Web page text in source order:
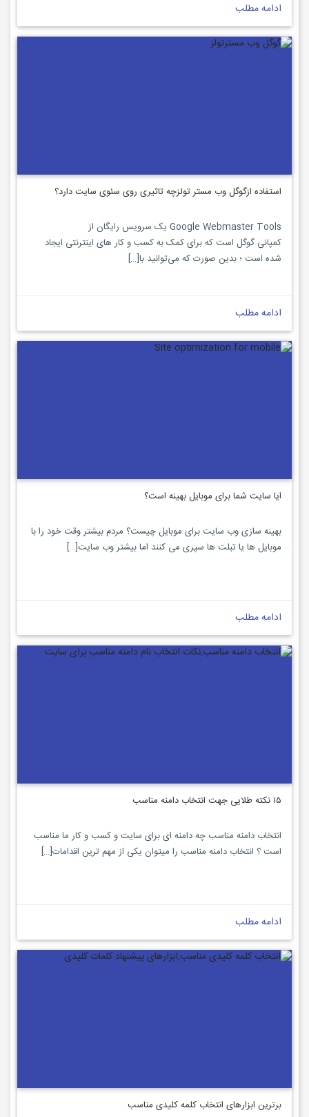
ادامه مطلب
استفاده ازگوگل وب مستر تولزچه تاثیری روی سئوی سایت دارد؟
Google Webmaster Tools یک سرویس رایگان از
کمپانی گوگل است که برای کمک به کسب و کار های اینترنتی ایجاد
شده است ؛ بدین صورت که می‌توانید با[…]
ادامه مطلب
ایا سایت شما برای موبایل بهینه است؟
بهینه سازی وب سایت برای موبایل چیست؟ مردم بیشتر وقت خود را با
موبایل ها یا تبلت ها سپری می کنند اما بیشتر وب سایت[…]
ادامه مطلب
۱۵ نکته طلایی جهت انتخاب دامنه مناسب
انتخاب دامنه مناسب چه دامنه ای برای سایت و کسب و کار ما مناسب
است ؟ انتخاب دامنه مناسب را میتوان یکی از مهم ترین اقدامات[…]
ادامه مطلب
برترین ابزارهای انتخاب کلمه کلیدی مناسب